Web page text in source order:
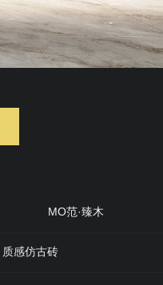
MO范·臻木
质感仿古砖